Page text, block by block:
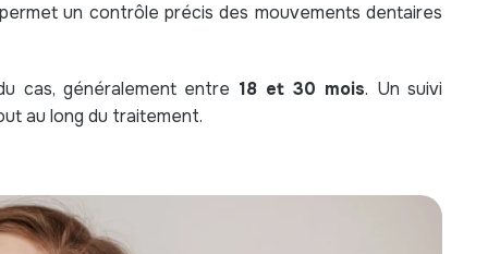
un contrôle précis des mouvements dentaires
cas, généralement entre 18 et 30 mois. Un suivi
au long du traitement.